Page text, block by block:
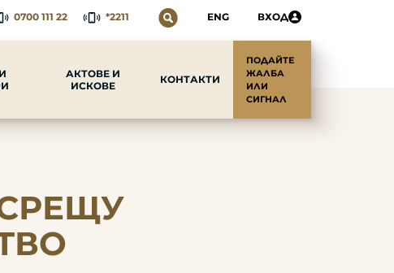
0700 111 22 *2211 ENG ВХОД
АКТОВЕ И
ИСКОВЕ
КОНТАКТИ
ПОДАЙТЕ
ЖАЛБА
ИЛИ
СИГНАЛ